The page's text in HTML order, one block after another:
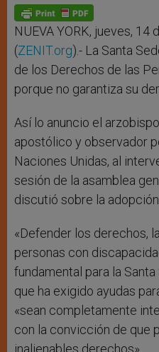
p
p
g
e
r
o
k
NUEVA YORK, jueves, 14
(ZENIT.org).- La Santa
de los Derechos de las
porque no garantiza su
Así lo anuncio el
apostólico y observador
Naciones Unidas, al
sesión de la asamblea
discutió sobre la
«Defender los derechos,
personas con
fundamental para la
que ha exigido ayudas
«sean completamente
con la convicción de que
inalienables derechos».